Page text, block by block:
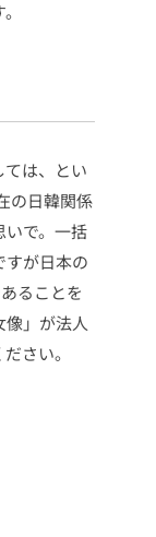
は、とい
の日韓関係
いで。一括
すが日本の
ることを
」が法人
さい。